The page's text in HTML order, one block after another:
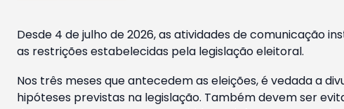
Desde 4 de julho de 2026, as atividades de comunicação
as restrições estabelecidas pela legislação eleitoral.
Nos três meses que antecedem as eleições, é vedada a
hipóteses previstas na legislação. Também devem ser